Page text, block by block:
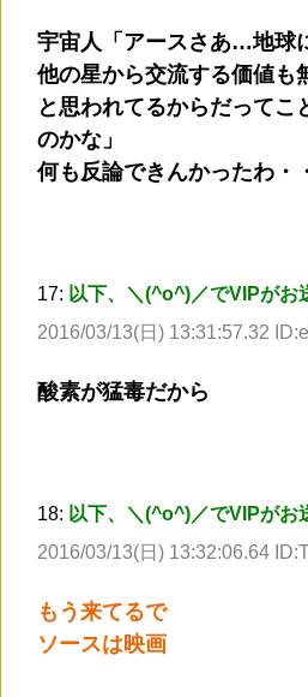
宇宙人「アースさあ…地球
他の星から交流する価値も
と思われてるからだってこ
のかな」
何も反論できんかったわ・
17: 以下、＼(^o^)／でVIPがお
2016/03/13(日) 13:31:57.32
酸素が猛毒だから
18: 以下、＼(^o^)／でVIPがお
2016/03/13(日) 13:32:06.64
もう来てるで
ソースは映画